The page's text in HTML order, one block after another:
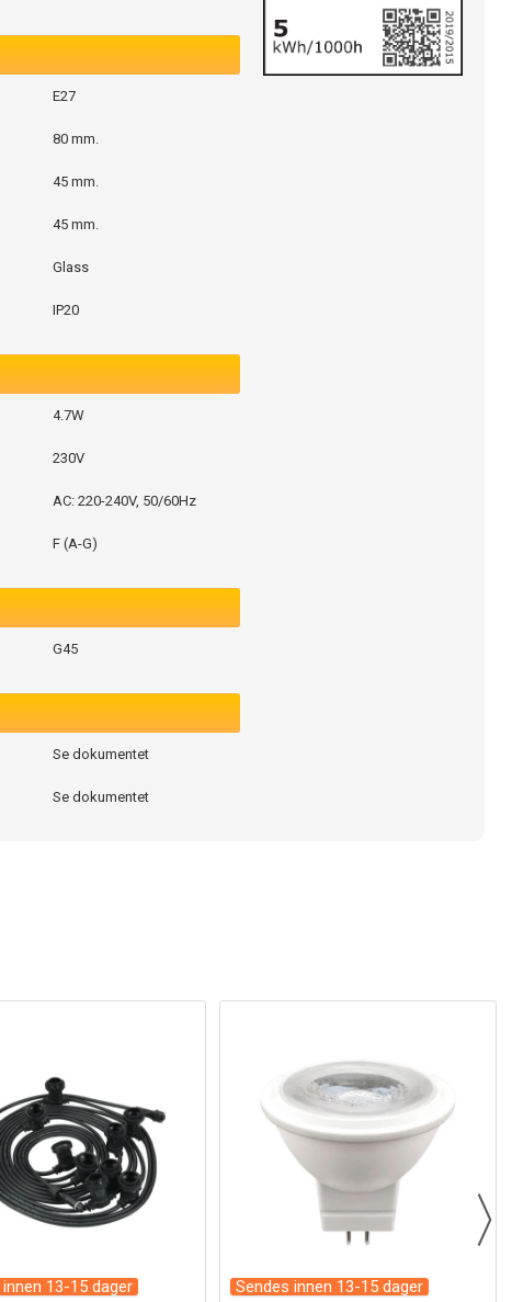
E27
80 mm.
45 mm.
45 mm.
Glass
IP20
4.7W
230V
AC: 220-240V, 50/60Hz
F (A-G)
G45
Se dokumentet
Se dokumentet
13-15 dager Sendes innen 13-15 dager